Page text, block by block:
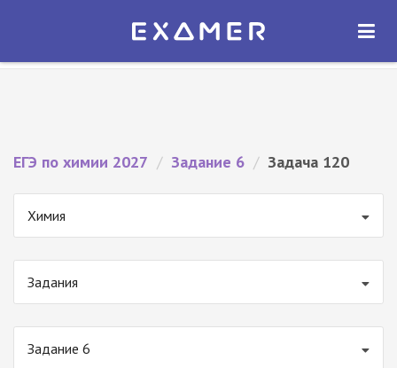
Экзамер — ЕГЭ 2027
ОТКРЫТЬ
ЕГЭ по химии 2027 / Задание 6 / Задача 120
Химия
Задания
Задание 6